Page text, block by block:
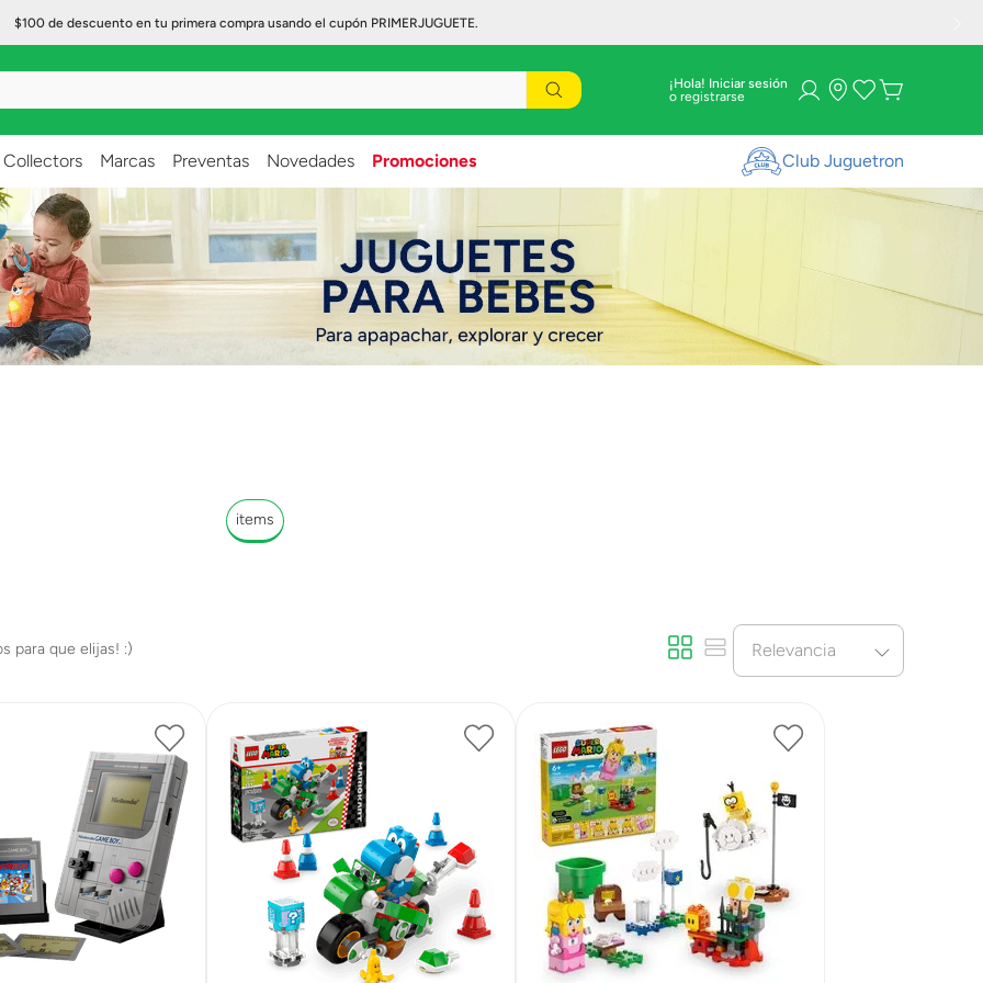
$100 de descuento en tu primera compra usando el cupón PRIMERJUGUETE.
¡Hola! Iniciar sesión
Collectors Marcas Preventas Novedades Promociones Club Juguetron
items
Relevancia